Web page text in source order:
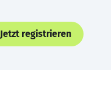
Jetzt registrieren